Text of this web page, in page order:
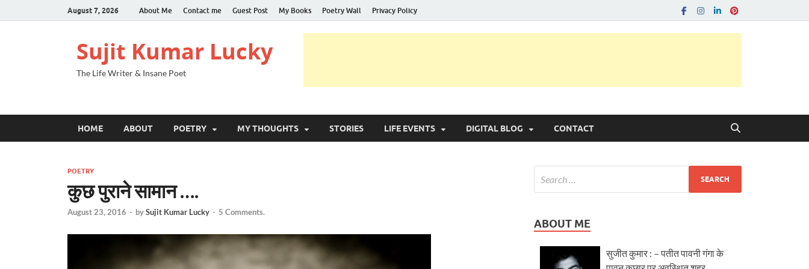
August 7, 2026 About Me Contact me Guest Post My Books Poetry Wall Privacy Policy
Sujit Kumar Lucky
The Life Writer & Insane Poet
HOME ABOUT POETRY MY THOUGHTS STORIES LIFE EVENTS DIGITAL BLOG CONTACT
POETRY
कुछ पुराने सामान ….
August 23, 2016 - bySujit Kumar Lucky - 5 Comments.
ABOUT ME
सुजीत कुमार : – पतीत पावनी गंगा के